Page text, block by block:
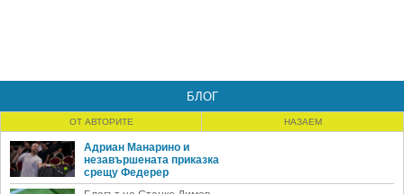
БЛОГ
ОТ АВТОРИТЕ НАЗАЕМ
Адриан Манарино и
незавършената приказка
срещу Федерер